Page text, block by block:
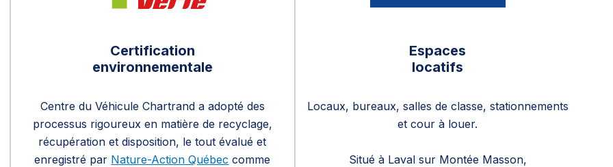
Certification
environnementale
Centre du Véhicule Chartrand a adopté des
processus rigoureux en matière de recyclage,
récupération et disposition, le tout évalué et
enregistré par Nature-Action Québec comme
Espaces
locatifs
Locaux, bureaux, salles de classe, stationnements
et cour à louer.
Situé à Laval sur Montée Masson,